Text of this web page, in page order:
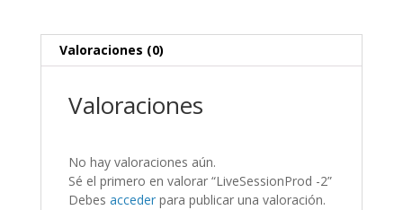
Valoraciones (0)
Valoraciones
No hay valoraciones aún.
Sé el primero en valorar “LiveSessionProd -2”
Debes accederpara publicar una valoración.